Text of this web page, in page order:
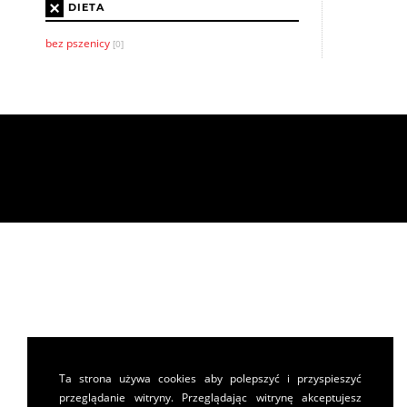
× DIETA
bez pszenicy [0]
Ta strona używa cookies aby polepszyć i przyspieszyć
przeglądanie witryny. Przeglądając witrynę akceptujesz